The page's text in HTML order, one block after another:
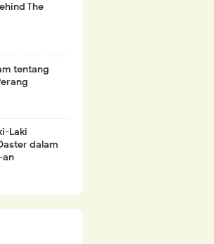
The
tentang
Laki
dalam
an